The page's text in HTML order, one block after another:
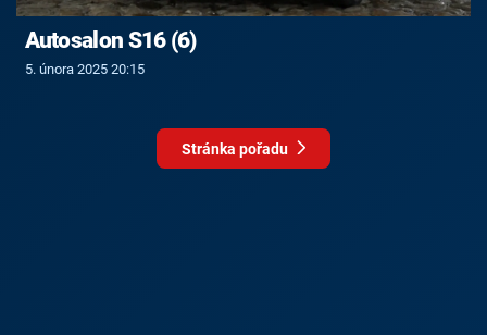
Autosalon S16 (6)
5. února 2025 20:15
Stránka pořadu